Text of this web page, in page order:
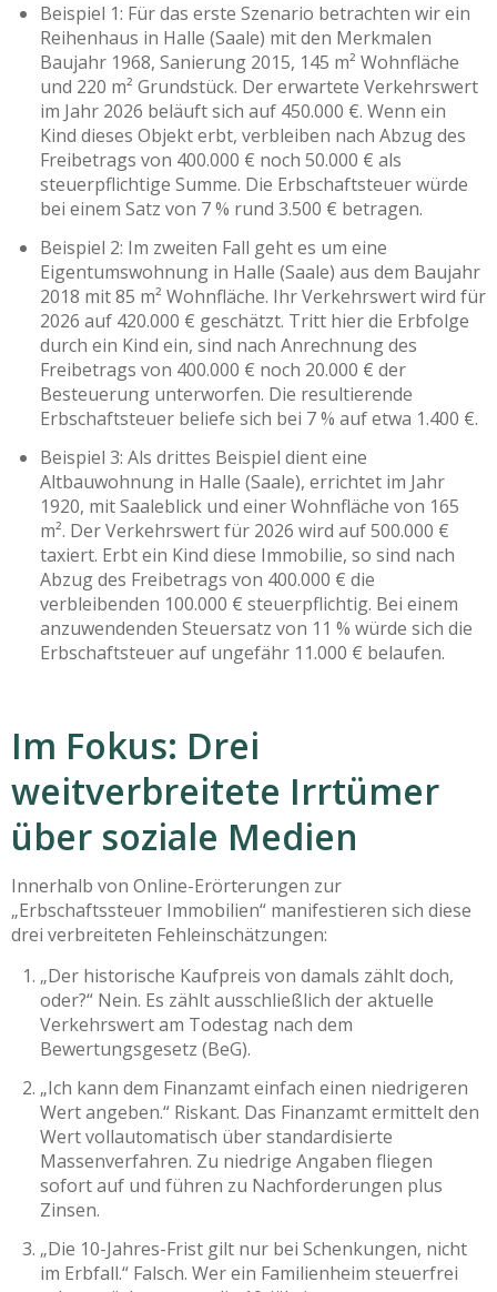
Beispiel 1: Für das erste Szenario betrachten wir ein
Reihenhaus in Halle (Saale) mit den Merkmalen
Baujahr 1968, Sanierung 2015, 145 m² Wohnfläche
und 220 m² Grundstück. Der erwartete Verkehrswert
im Jahr 2026 beläuft sich auf 450.000 €. Wenn ein
Kind dieses Objekt erbt, verbleiben nach Abzug des
Freibetrags von 400.000 € noch 50.000 € als
steuerpflichtige Summe. Die Erbschaftsteuer würde
bei einem Satz von 7 % rund 3.500 € betragen.
Beispiel 2: Im zweiten Fall geht es um eine
Eigentumswohnung in Halle (Saale) aus dem Baujahr
2018 mit 85 m² Wohnfläche. Ihr Verkehrswert wird für
2026 auf 420.000 € geschätzt. Tritt hier die Erbfolge
durch ein Kind ein, sind nach Anrechnung des
Freibetrags von 400.000 € noch 20.000 € der
Besteuerung unterworfen. Die resultierende
Erbschaftsteuer beliefe sich bei 7 % auf etwa 1.400 €.
Beispiel 3: Als drittes Beispiel dient eine
Altbauwohnung in Halle (Saale), errichtet im Jahr
1920, mit Saaleblick und einer Wohnfläche von 165
m². Der Verkehrswert für 2026 wird auf 500.000 €
taxiert. Erbt ein Kind diese Immobilie, so sind nach
Abzug des Freibetrags von 400.000 € die
verbleibenden 100.000 € steuerpflichtig. Bei einem
anzuwendenden Steuersatz von 11 % würde sich die
Erbschaftsteuer auf ungefähr 11.000 € belaufen.
Im Fokus: Drei
weitverbreitete Irrtümer
über soziale Medien
Innerhalb von Online-Erörterungen zur
„Erbschaftssteuer Immobilien“ manifestieren sich diese
drei verbreiteten Fehleinschätzungen:
„Der historische Kaufpreis von damals zählt doch,
oder?“ Nein. Es zählt ausschließlich der aktuelle
Verkehrswert am Todestag nach dem
Bewertungsgesetz (BeG).
„Ich kann dem Finanzamt einfach einen niedrigeren
Wert angeben.“ Riskant. Das Finanzamt ermittelt den
Wert vollautomatisch über standardisierte
Massenverfahren. Zu niedrige Angaben fliegen
sofort auf und führen zu Nachforderungen plus
Zinsen.
„Die 10-Jahres-Frist gilt nur bei Schenkungen, nicht
im Erbfall.“ Falsch. Wer ein Familienheim steuerfrei